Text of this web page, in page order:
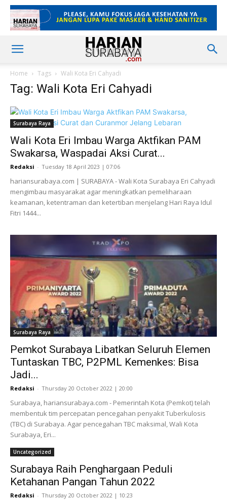
Home Tags Wali Kota Eri Cahyadi
Tag: Wali Kota Eri Cahyadi
Surabaya Raya
Wali Kota Eri Imbau Warga Aktfikan PAM
Swakarsa, Waspadai Aksi Curat...
Redaksi - Tuesday 18 April 2023 | 07:06
hariansurabaya.com | SURABAYA - Wali Kota Surabaya Eri Cahyadi
mengimbau masyarakat agar meningkatkan pemeliharaan
keamanan, ketentraman dan ketertiban menjelang Hari Raya Idul
Fitri 1444...
Surabaya Raya
Pemkot Surabaya Libatkan Seluruh Elemen
Tuntaskan TBC, P2PML Kemenkes: Bisa
Jadi...
Redaksi - Thursday 20 October 2022 | 20:00
Surabaya, hariansurabaya.com - Pemerintah Kota (Pemkot) telah
membentuk tim percepatan pencegahan penyakit Tuberkulosis
(TBC) di Surabaya. Agar pencegahan TBC maksimal, Wali Kota
Surabaya, Eri...
Uncategorized
Surabaya Raih Penghargaan Peduli
Ketahanan Pangan Tahun 2022
Redaksi - Thursday 20 October 2022 | 10:23